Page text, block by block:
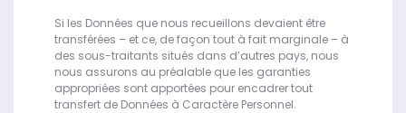
Si les Données que nous recueillons devaient être
transférées – et ce, de façon tout à fait marginale – à
des sous-traitants situés dans d’autres pays, nous
nous assurons au préalable que les garanties
appropriées sont apportées pour encadrer tout
transfert de Données à Caractère Personnel.